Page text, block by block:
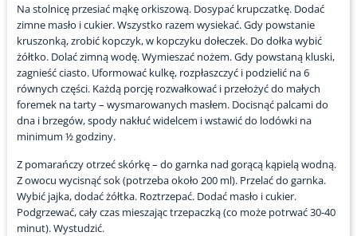
Na stolnicę przesiać mąkę orkiszową. Dosypać krupczatkę. Dodać
zimne masło i cukier. Wszystko razem wysiekać. Gdy powstanie
kruszonką, zrobić kopczyk, w kopczyku dołeczek. Do dołka wybić
żółtko. Dolać zimną wodę. Wymieszać nożem. Gdy powstaną kluski,
zagnieść ciasto. Uformować kulkę, rozpłaszczyć i podzielić na 6
równych części. Każdą porcję rozwałkować i przełożyć do małych
foremek na tarty – wysmarowanych masłem. Docisnąć palcami do
dna i brzegów, spody nakłuć widelcem i wstawić do lodówki na
minimum ½ godziny.
Z pomarańczy otrzeć skórkę – do garnka nad gorącą kąpielą wodną.
Z owocu wycisnąć sok (potrzeba około 200 ml). Przelać do garnka.
Wybić jajka, dodać żółtka. Roztrzepać. Dodać masło i cukier.
Podgrzewać, cały czas mieszając trzepaczką (co może potrwać 30-40
minut). Wystudzić.